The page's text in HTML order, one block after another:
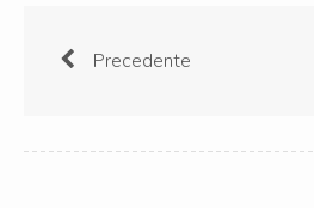
Precedente